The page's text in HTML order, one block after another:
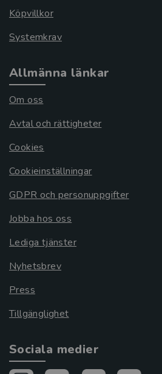
Köpvillkor
Systemkrav
Allmänna länkar
Om oss
Avtal och rättigheter
Cookies
Cookieinställningar
GDPR och personuppgifter
Jobba hos oss
Lediga tjänster
Nyhetsbrev
Press
Tillgänglighet
Sociala medier